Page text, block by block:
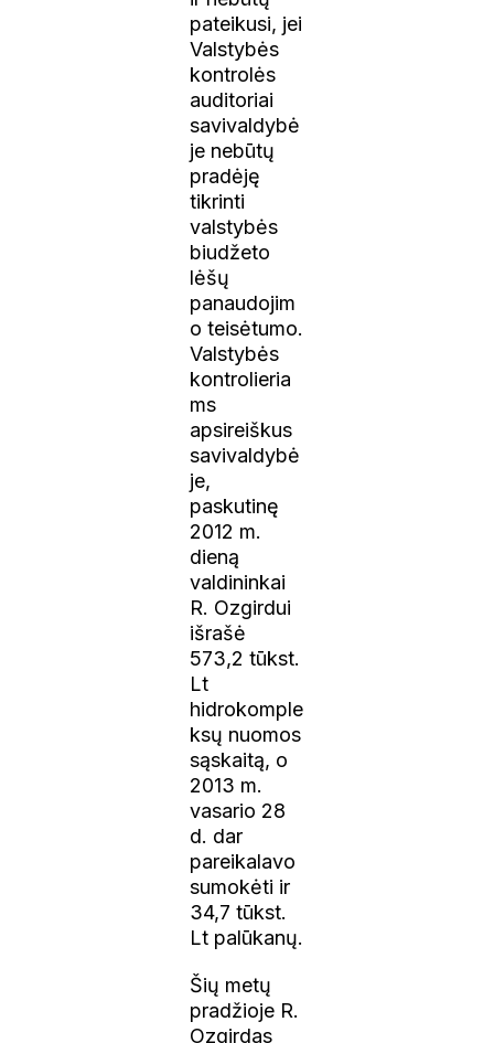
pateikusi, jei
Valstybės
kontrolės
auditoriai
savivaldybė
je nebūtų
pradėję
tikrinti
valstybės
biudžeto
lėšų
panaudojim
o teisėtumo.
Valstybės
kontrolieria
ms
apsireiškus
savivaldybė
je,
paskutinę
2012 m.
dieną
valdininkai
R. Ozgirdui
išrašė
573,2 tūkst.
Lt
hidrokomple
ksų nuomos
sąskaitą, o
2013 m.
vasario 28
d. dar
pareikalavo
sumokėti ir
34,7 tūkst.
Lt palūkanų.
Šių metų
pradžioje R.
Ozgirdas